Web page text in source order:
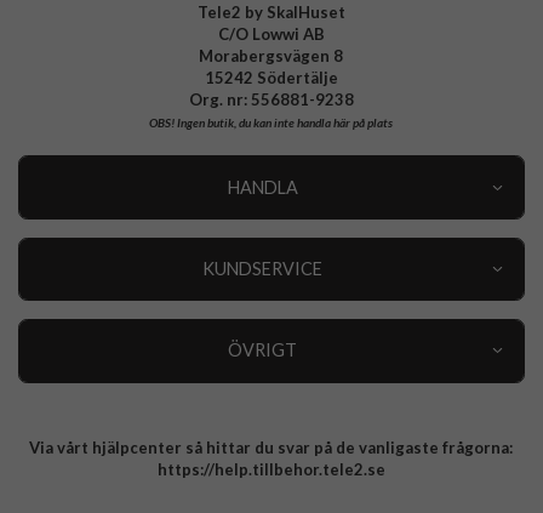
Tele2 by SkalHuset
C/O Lowwi AB
Morabergsvägen 8
15242 Södertälje
Org. nr: 556881-9238
OBS!Ingen butik, du kan inte handla här på plats
HANDLA
KUNDSERVICE
ÖVRIGT
Integritetspolicy
Via vårt hjälpcenter så hittar du svar på de vanligaste frågorna:
https://help.tillbehor.tele2.se